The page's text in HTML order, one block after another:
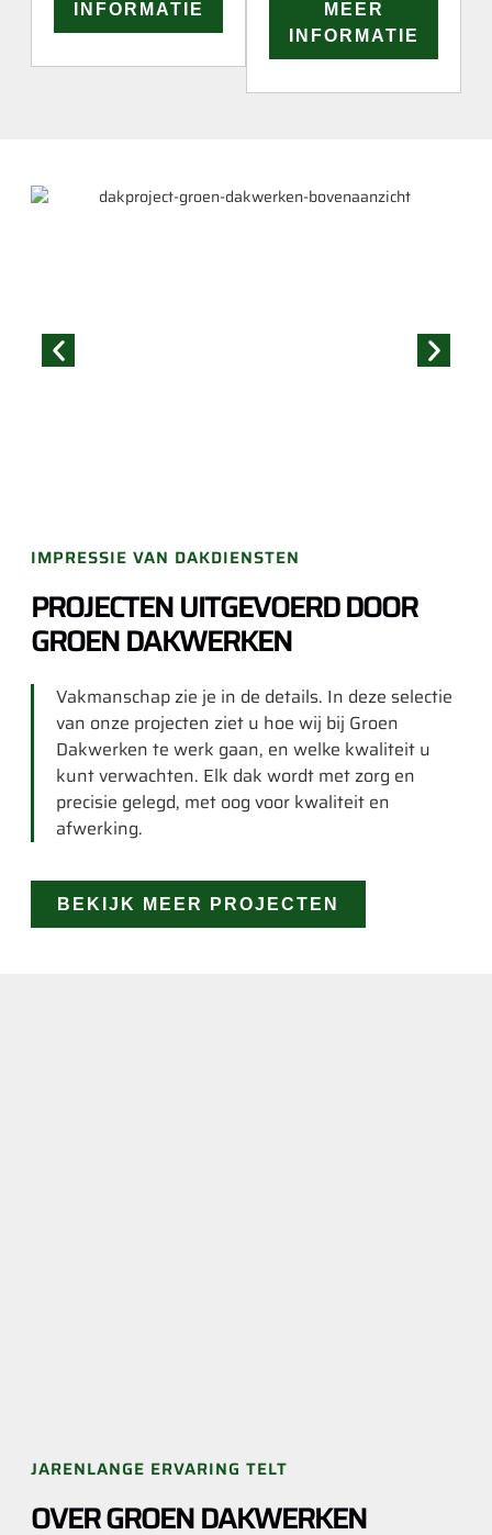
INFORMATIE
MEER
INFORMATIE
IMPRESSIE VAN DAKDIENSTEN
PROJECTEN UITGEVOERD DOOR
GROEN DAKWERKEN
Vakmanschap zie je in de details. In deze selectie
van onze projecten ziet u hoe wij bij Groen
Dakwerken te werk gaan, en welke kwaliteit u
kunt verwachten. Elk dak wordt met zorg en
precisie gelegd, met oog voor kwaliteit en
afwerking.
BEKIJK MEER PROJECTEN
JARENLANGE ERVARING TELT
OVER GROEN DAKWERKEN